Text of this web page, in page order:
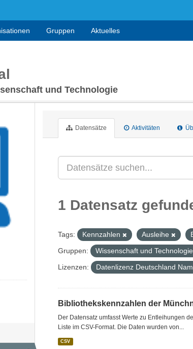
Gruppen Aktuelles
und Technologie
Datensätze Aktivitäten
1 Datensatz
Tags: Kennzahlen Ausleihe
Gruppen:
Wissenschaft und Technologie
Lizenzen:
Datenlizenz Deutschland
Bibliothekskennzahlen der
Der Datensatz umfasst Werte zu Entleihungen
Liste im CSV-Format. Die Daten wurden von...
CSV